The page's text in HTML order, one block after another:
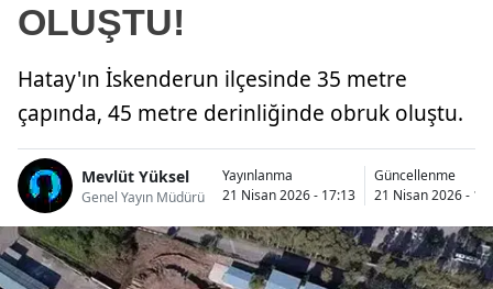
OLUŞTU!
Hatay'ın İskenderun ilçesinde 35 metre
çapında, 45 metre derinliğinde obruk oluştu.
Mevlüt Yüksel
Genel Yayın Müdürü
Yayınlanma
21 Nisan 2026 - 17:13
Güncellenme
21 Nisan 2026 -